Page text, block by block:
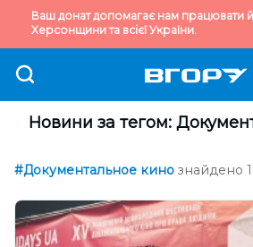
Ваш донат допомагає нам працювати
Херсонщини та всієї України.
Новини за тегом:
#Документальное кино знайдено